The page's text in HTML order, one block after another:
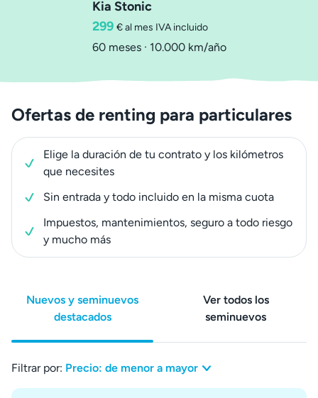
Kia Stonic
299 € al mes IVA incluido
60 meses · 10.000 km/año
Ofertas de renting para particulares
Elige la duración de tu contrato y los kilómetros
que necesites
Sin entrada y todo incluido en la misma cuota
Impuestos, mantenimientos, seguro a todo riesgo
y mucho más
Nuevos y seminuevos
destacados
Ver todos los
seminuevos
Filtrar por: Precio: de menor a mayor